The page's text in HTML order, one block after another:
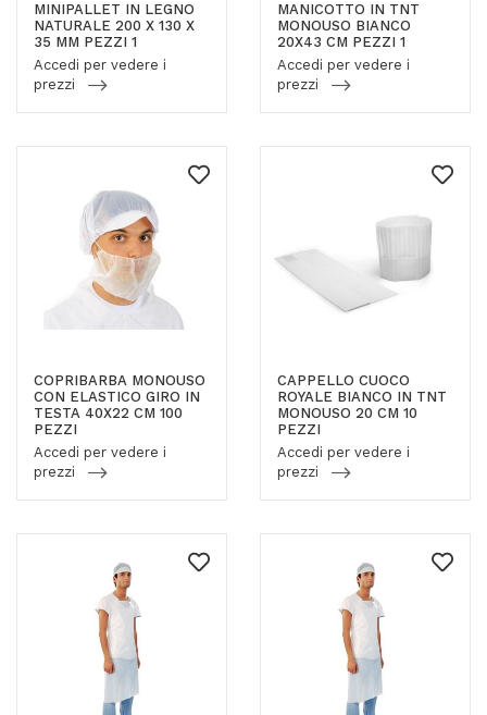
MINIPALLET IN LEGNO
NATURALE 200 X 130 X
35 MM PEZZI 1
Accedi per vedere i
prezzi
MANICOTTO IN TNT
MONOUSO BIANCO
20X43 CM PEZZI 1
Accedi per vedere i
prezzi
COPRIBARBA MONOUSO
CON ELASTICO GIRO IN
TESTA 40X22 CM 100
PEZZI
Accedi per vedere i
prezzi
CAPPELLO CUOCO
ROYALE BIANCO IN TNT
MONOUSO 20 CM 10
PEZZI
Accedi per vedere i
prezzi